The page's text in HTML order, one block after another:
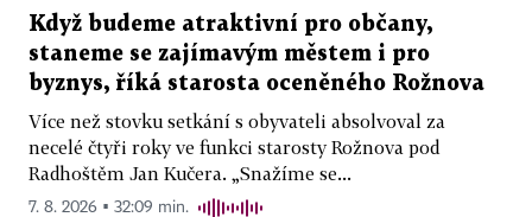
Když budeme atraktivní pro občany,
staneme se zajímavým městem i pro
byznys, říká starosta oceněného Rožnova
Více než stovku setkání s obyvateli absolvoval za
necelé čtyři roky ve funkci starosty Rožnova pod
Radhoštěm Jan Kučera. „Snažíme se...
7. 8. 2026 ▪ 32:09 min.